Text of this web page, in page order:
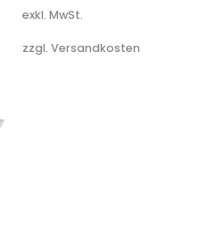
exkl. MwSt.
zzgl. Versandkosten